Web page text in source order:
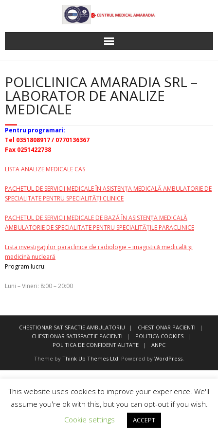
POLICLINICA AMARADIA SRL –
LABORATOR DE ANALIZE
MEDICALE
Pentru programari:
Tel 0351808917 / 0770136367
Fax 0251422738
LISTA ANALIZE MEDICALE CAS
PACHETUL DE SERVICII MEDICALE ÎN ASISTENŢA MEDICALĂ AMBULATORIE DE
SPECIALITATE PENTRU SPECIALITĂȚI CLINICE
PACHETUL DE SERVICII MEDICALE DE BAZĂ ÎN ASISTENŢA MEDICALĂ
AMBULATORIE DE SPECIALITATE PENTRU SPECIALITĂŢILE PARACLINICE
Lista investigaţiilor paraclinice de radiologie – imagistică medicală şi
medicină nucleară
Program lucru:
Luni – Vineri: 8:00 – 20:00
CHESTIONAR SATISFACTIE AMBULATORIU
CHESTIONAR PACIENTI
CHESTIONAR SATISFACTIE PACIENTI
POLITICA COOKIES
POLITICA DE CONFIDENTIALITATE
ANPC
Theme by Think Up Themes Ltd . Powered by WordPress
This website uses cookies to improve your experience. We'll
assume you're ok with this, but you can opt-out if you wish.
Cookie settings
ACCEPT